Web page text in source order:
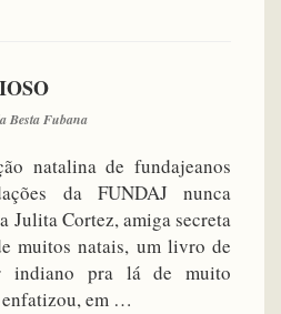
Besta Fubana
natalina de fundajeanos
da FUNDAJ nunca
Julita Cortez, amiga secreta
muitos natais, um livro de
indiano pra lá de muito
enfatizou, em …